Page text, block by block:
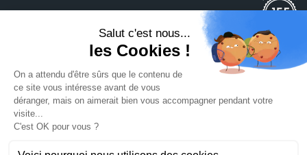
Dividom.com Tous droits réservés 2014 - 2026
Conçu avec à Euratechnologies 59000 Lille
Mentions légales
Mettre à jour les préférences des cookies